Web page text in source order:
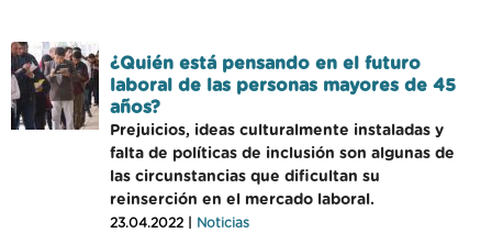
¿Quién está pensando en el futuro
laboral de las personas mayores de 45
años?
Prejuicios, ideas culturalmente instaladas y
falta de políticas de inclusión son algunas de
las circunstancias que dificultan su
reinserción en el mercado laboral.
23.04.2022 | Noticias